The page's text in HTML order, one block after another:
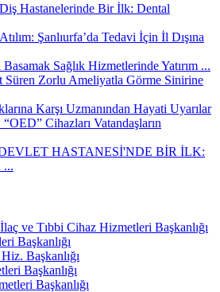
Hastanelerinde Bir İlk: Dental
Şanlıurfa’da Tedavi İçin İl Dışına
Sağlık Hizmetlerinde Yatırım ...
Süren Zorlu Ameliyatla Görme Sinirine
Karşı Uzmanından Hayati Uyarılar
Cihazları Vatandaşların
HASTANESİ'NDE BİR İLK:
...
ve Tıbbi Cihaz Hizmetleri Başkanlığı
Başkanlığı
Başkanlığı
Başkanlığı
Başkanlığı